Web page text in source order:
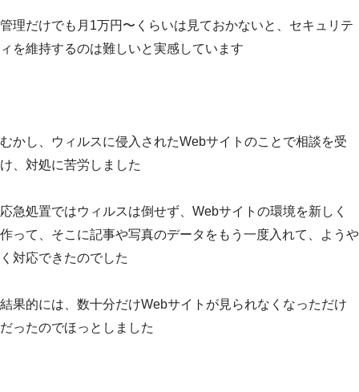
管理だけでも月1万円〜くらいは見ておかないと、セキュリテ
ィを維持するのは難しいと実感しています
むかし、ウィルスに侵入されたWebサイトのことで相談を受
け、対処に苦労しました
応急処置ではウィルスは倒せず、Webサイトの環境を新しく
作って、そこに記事や写真のデータをもう一度入れて、ようや
く対応できたのでした
結果的には、数十分だけWebサイトが見られなくなっただけ
だったのでほっとしました